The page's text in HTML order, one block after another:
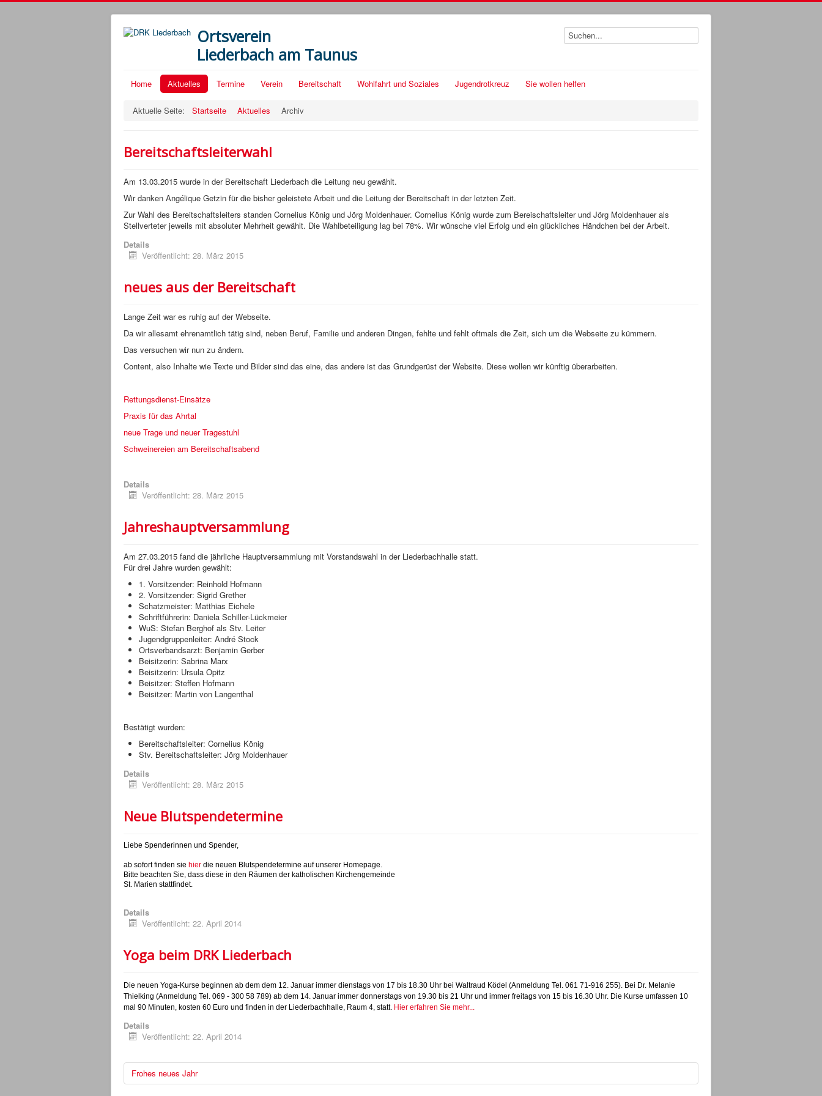
Ortsverein
Liederbach am Taunus
Home Aktuelles Termine Verein Bereitschaft Wohlfahrt und Soziales Jugendrotkreuz Sie wollen helfen
Aktuelle Seite: Startseite Aktuelles Archiv
Bereitschaftsleiterwahl
Am 13.03.2015 wurde in der Bereitschaft Liederbach die Leitung neu gewählt.
Wir danken Angélique Getzin für die bisher geleistete Arbeit und die Leitung der Bereitschaft in der letzten Zeit.
Zur Wahl des Bereitschaftsleiters standen Cornelius König und Jörg Moldenhauer. Cornelius König wurde zum Bereischaftsleiter und Jörg Moldenhauer als
Stellverteter jeweils mit absoluter Mehrheit gewählt. Die Wahlbeteiligung lag bei 78%. Wir wünsche viel Erfolg und ein glückliches Händchen bei der Arbeit.
Details
Veröffentlicht: 28. März 2015
neues aus der Bereitschaft
Lange Zeit war es ruhig auf der Webseite.
Da wir allesamt ehrenamtlich tätig sind, neben Beruf, Familie und anderen Dingen, fehlte und fehlt oftmals die Zeit, sich um die Webseite zu kümmern.
Das versuchen wir nun zu ändern.
Content, also Inhalte wie Texte und Bilder sind das eine, das andere ist das Grundgerüst der Website. Diese wollen wir künftig überarbeiten.
Rettungsdienst-Einsätze
Praxis für das Ahrtal
neue Trage und neuer Tragestuhl
Schweinereien am Bereitschaftsabend
Details
Veröffentlicht: 28. März 2015
Jahreshauptversammlung
Am 27.03.2015 fand die jährliche Hauptversammlung mit Vorstandswahl in der Liederbachhalle statt.
Für drei Jahre wurden gewählt:
1. Vorsitzender: Reinhold Hofmann
2. Vorsitzender: Sigrid Grether
Schatzmeister: Matthias Eichele
Schriftführerin: Daniela Schiller-Lückmeier
WuS: Stefan Berghof als Stv. Leiter
Jugendgruppenleiter: André Stock
Ortsverbandsarzt: Benjamin Gerber
Beisitzerin: Sabrina Marx
Beisitzerin: Ursula Opitz
Beisitzer: Steffen Hofmann
Beisitzer: Martin von Langenthal
Bestätigt wurden:
Bereitschaftsleiter: Cornelius König
Stv. Bereitschaftsleiter: Jörg Moldenhauer
Details
Veröffentlicht: 28. März 2015
Neue Blutspendetermine
Liebe Spenderinnen und Spender,
ab sofort finden sie hier die neuen Blutspendetermine auf unserer Homepage.
Bitte beachten Sie, dass diese in den Räumen der katholischen Kirchengemeinde
St. Marien stattfindet.
Details
Veröffentlicht: 22. April 2014
Yoga beim DRK Liederbach
Die neuen Yoga-Kurse beginnen ab dem dem 12. Januar immer dienstags von 17 bis 18.30 Uhr bei Waltraud Ködel (Anmeldung Tel. 061 71-916 255). Bei Dr. Melanie
Thielking (Anmeldung Tel. 069 - 300 58 789) ab dem 14. Januar immer donnerstags von 19.30 bis 21 Uhr und immer freitags von 15 bis 16.30 Uhr. Die Kurse umfassen 10
mal 90 Minuten, kosten 60 Euro und finden in der Liederbachhalle, Raum 4, statt. Hier erfahren Sie mehr...
Details
Veröffentlicht: 22. April 2014
Frohes neues Jahr